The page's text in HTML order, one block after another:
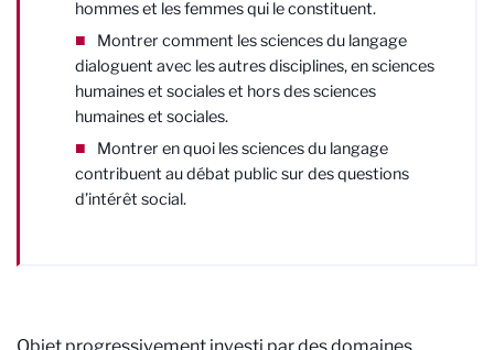
hommes et les femmes qui le constituent.
Montrer comment les sciences du langage
dialoguent avec les autres disciplines, en sciences
humaines et sociales et hors des sciences
humaines et sociales.
Montrer en quoi les sciences du langage
contribuent au débat public sur des questions
d’intérêt social.